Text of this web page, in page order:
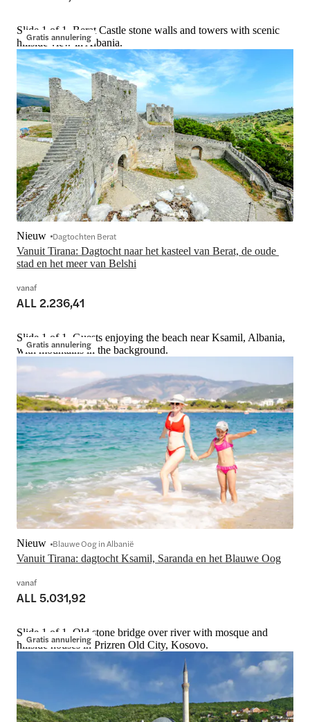
Gratis annulering
Slide 1 of 1, Berat Castle stone walls and towers with scenic
hillside view in Albania.
Vanuit Tirana: Dagtocht naar het kasteel van Berat, de oude
stad en het meer van Belshi
Nieuw Dagtochten Berat
vanaf
ALL 2.236,41
Gratis annulering
Slide 1 of 1, Guests enjoying the beach near Ksamil, Albania,
with mountains in the background.
Vanuit Tirana: dagtocht Ksamil, Saranda en het Blauwe Oog
Nieuw Blauwe Oog in Albanië
vanaf
ALL 5.031,92
Gratis annulering
Slide 1 of 1, Old stone bridge over river with mosque and
hillside houses in Prizren Old City, Kosovo.